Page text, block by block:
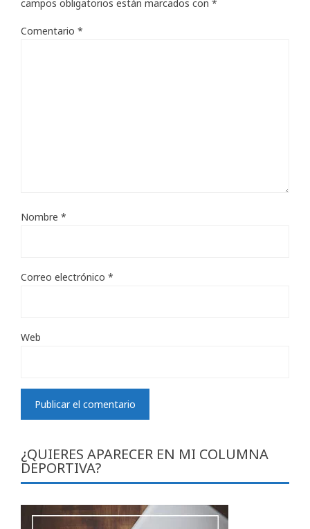
campos obligatorios están marcados con *
Comentario *
Nombre *
Correo electrónico *
Web
¿QUIERES APARECER EN MI COLUMNA
DEPORTIVA?